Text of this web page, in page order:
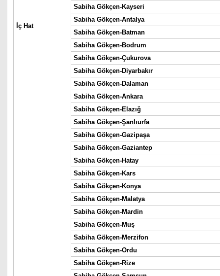
İç Hat
Sabiha Gökçen-Kayseri
Sabiha Gökçen-Antalya
Sabiha Gökçen-Batman
Sabiha Gökçen-Bodrum
Sabiha Gökçen-Çukurova
Sabiha Gökçen-Diyarbakır
Sabiha Gökçen-Dalaman
Sabiha Gökçen-Ankara
Sabiha Gökçen-Elazığ
Sabiha Gökçen-Şanlıurfa
Sabiha Gökçen-Gazipaşa
Sabiha Gökçen-Gaziantep
Sabiha Gökçen-Hatay
Sabiha Gökçen-Kars
Sabiha Gökçen-Konya
Sabiha Gökçen-Malatya
Sabiha Gökçen-Mardin
Sabiha Gökçen-Muş
Sabiha Gökçen-Merzifon
Sabiha Gökçen-Ordu
Sabiha Gökçen-Rize